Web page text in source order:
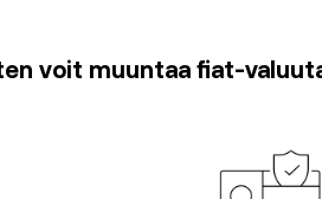
voit muuntaa fiat-